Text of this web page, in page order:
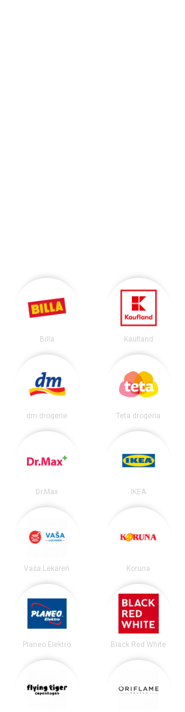
Billa Kaufland
dm drogerie Teta drogéria
Dr.Max IKEA
Vaša Lekáreň Koruna
Planeo Elektro Black Red White